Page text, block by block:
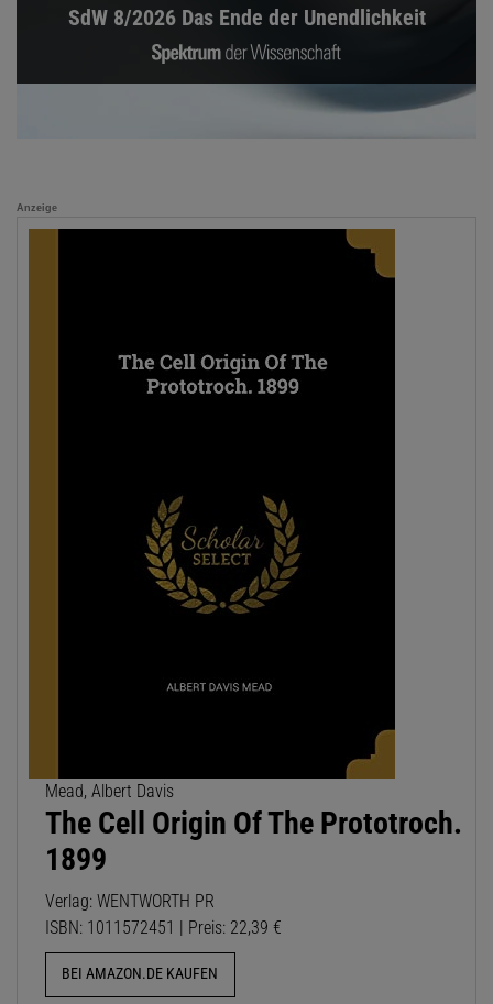
SdW 8/2026 Das Ende der Unendlichkeit
Anzeige
Mead, Albert Davis
The Cell Origin Of The Prototroch.
1899
Verlag: WENTWORTH PR
ISBN: 1011572451 | Preis: 22,39 €
BEI AMAZON.DE KAUFEN